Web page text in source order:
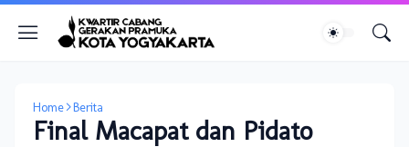
Home Berita
Final Macapat dan Pidato